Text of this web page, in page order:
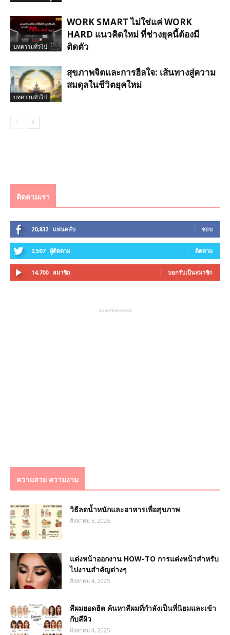
บทความทั่วไป
WORK SMART ไม่ใช่แค่ WORK
HARD แนวคิดใหม่ ที่ช่างยุคนี้ต้องมี
ติดตัว
บทความทั่วไป
สุขภาพจิตและการฮีลใจ: เส้นทางสู่ความ
สมดุลในชีวิตยุคใหม่
ติดตามเรา
20,832 แฟนคลับ ชอบ
2,507 ผู้ติดตาม ติดตาม
14,700 สมาชิก บอกรับเป็นสมาชิก
advertisement
ความสวย ความงาม
วิธีลดน้ำหนักและอาหารเพื่อสุขภาพ
สิงหาคม 5, 2025
แต่งหน้าออกงาน HOW-TO การแต่งหน้าสำหรับ
ไปงานสำคัญต่างๆ
สิงหาคม 4, 2025
สีผมยอดฮิต ค้นหาสีผมที่กำลังเป็นที่นิยมและเข้า
กับสีผิว
สิงหาคม 4, 2025